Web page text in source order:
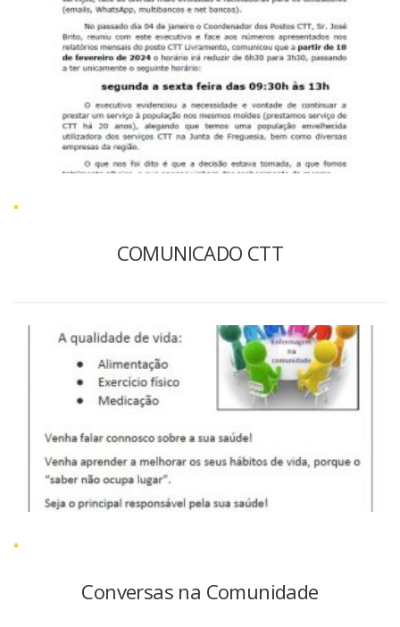
*
COMUNICADO CTT
*
Conversas na Comunidade